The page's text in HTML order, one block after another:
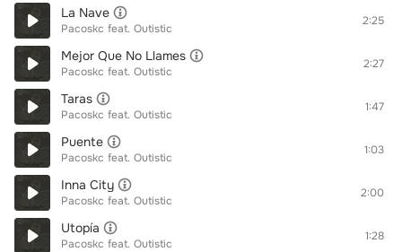
La Nave
Pacoskc feat. Outistic
2:25
Mejor Que No Llames
Pacoskc feat. Outistic
2:27
Taras
Pacoskc feat. Outistic
1:47
Puente
Pacoskc feat. Outistic
1:03
Inna City
Pacoskc feat. Outistic
2:00
Utopía
Pacoskc feat. Outistic
1:28